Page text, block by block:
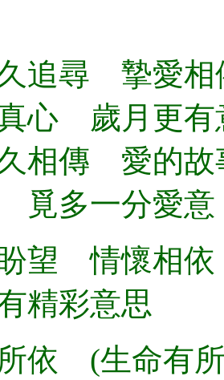
追尋 摯愛相
心 歲月更有
相傳 愛的故
覓多一分愛意
望 情懷相依
精彩意思
依 (生命有